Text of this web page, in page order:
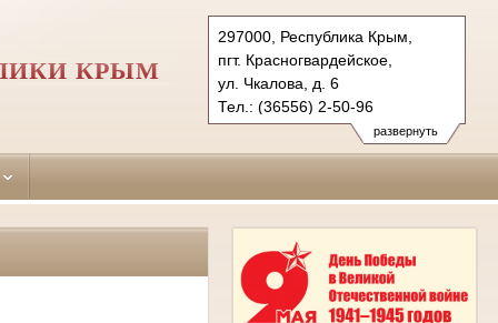
развернуть
297000, Республика Крым,
пгт. Красногвардейское,
ул. Чкалова, д. 6
Тел.: (36556) 2-50-96
krasnogvardeiskiy.krm@sudrf.ru
КРЫМ